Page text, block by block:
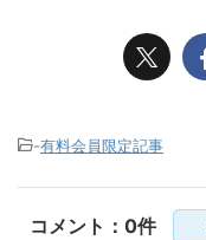
-有料会員限定記事
コメント：0件